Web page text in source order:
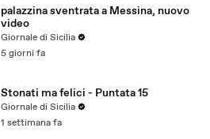
palazzina sventrata a Messina, nuovo
video
Giornale di Sicilia
5 giorni fa
Stonati ma felici - Puntata 15
Giornale di Sicilia
1 settimana fa